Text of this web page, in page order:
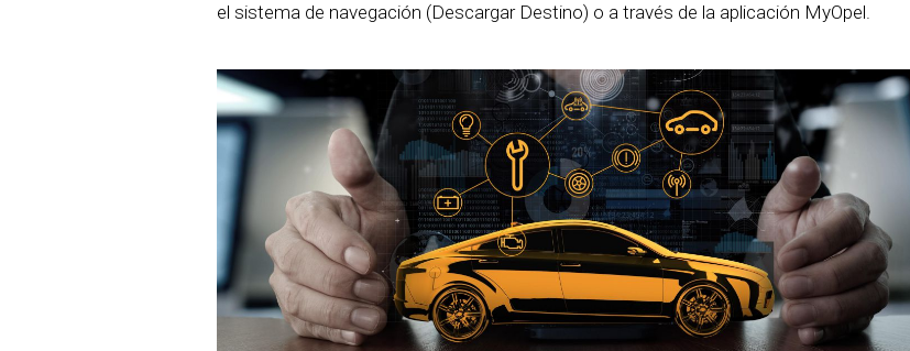
el sistema de navegación (Descargar Destino) o a través de la aplicación MyOpel.